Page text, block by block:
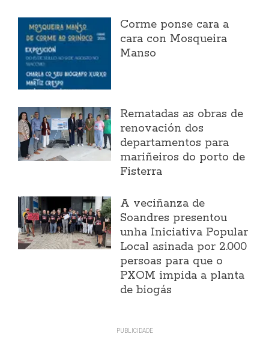
Corme ponse cara a
cara con Mosqueira
Manso
Rematadas as obras de
renovación dos
departamentos para
mariñeiros do porto de
Fisterra
A veciñanza de
Soandres presentou
unha Iniciativa Popular
Local asinada por 2.000
persoas para que o
PXOM impida a planta
de biogás